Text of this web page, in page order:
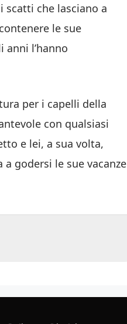
scatti che lasciano a
le sue
anni l’hanno
per i capelli della
con qualsiasi
e lei, a sua volta,
godersi le sue vacanze